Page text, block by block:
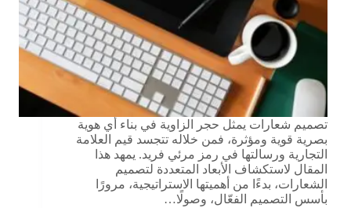
تصميم شعارات يمثل حجر الزاوية في بناء أي هوية
بصرية قوية ومؤثرة، فمن خلاله تتجسد قيم العلامة
التجارية ورسالتها في رمز مرئي فريد. يمهد هذا
المقال لاستكشاف الأبعاد المتعددة لتصميم
الشعارات، بدءًا من أهميتها الاستراتيجية، مرورًا
بأسس التصميم الفعّال، وصولًا…